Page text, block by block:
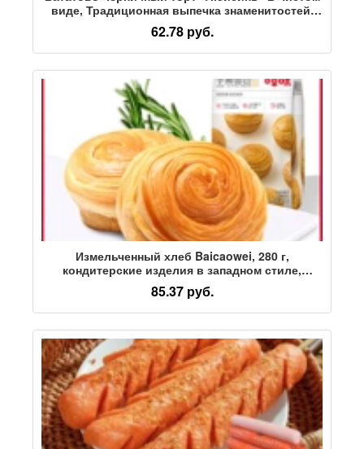
виде, Традиционная выпечка знаменитостей,
вкусные закуски и прохладительные напитки,
послеобеденный чай "Люйсинь", Изысканный и
жирный
62.78 руб.
Измельченный хлеб Baicaowei, 280 г,
кондитерские изделия в западном стиле,
заменяющие еду, Офисный завтрак, Десертные
закуски, перекусы
85.37 руб.